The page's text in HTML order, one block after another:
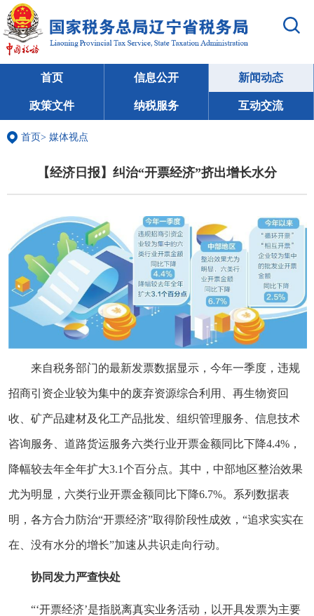
首页 信息公开 新闻动态
政策文件 纳税服务 互动交流
首页> 媒体视点
【经济日报】纠治“开票经济”挤出增长水分
来自税务部门的最新发票数据显示，今年一季度，违规
招商引资企业较为集中的废弃资源综合利用、再生物资回
收、矿产品建材及化工产品批发、组织管理服务、信息技术
咨询服务、道路货运服务六类行业开票金额同比下降4.4%，
降幅较去年全年扩大3.1个百分点。其中，中部地区整治效果
尤为明显，六类行业开票金额同比下降6.7%。系列数据表
明，各方合力防治“开票经济”取得阶段性成效，“追求实实在
在、没有水分的增长”加速从共识走向行动。
协同发力严查快处
“‘开票经济’是指脱离真实业务活动，以开具发票为主要